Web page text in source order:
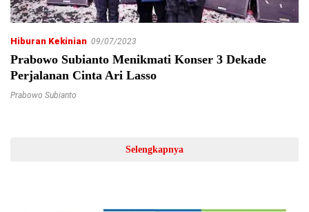
Hiburan Kekinian 09/07/2023
Prabowo Subianto Menikmati Konser 3 Dekade
Perjalanan Cinta Ari Lasso
Prabowo Subianto
Selengkapnya